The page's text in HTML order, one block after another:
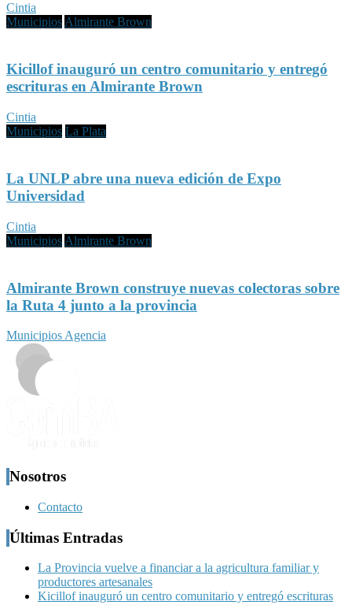
Cintia
Municipios Almirante Brown
Kicillof inauguró un centro comunitario y entregó
escrituras en Almirante Brown
Cintia
Municipios La Plata
La UNLP abre una nueva edición de Expo
Universidad
Cintia
Municipios Almirante Brown
Almirante Brown construye nuevas colectoras sobre
la Ruta 4 junto a la provincia
Municipios Agencia
Nosotros
Contacto
Últimas Entradas
La Provincia vuelve a financiar a la agricultura familiar y
productores artesanales
Kicillof inauguró un centro comunitario y entregó escrituras